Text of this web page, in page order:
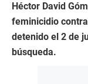
Héctor David
feminicidio
detenido el 2 de
búsqueda.